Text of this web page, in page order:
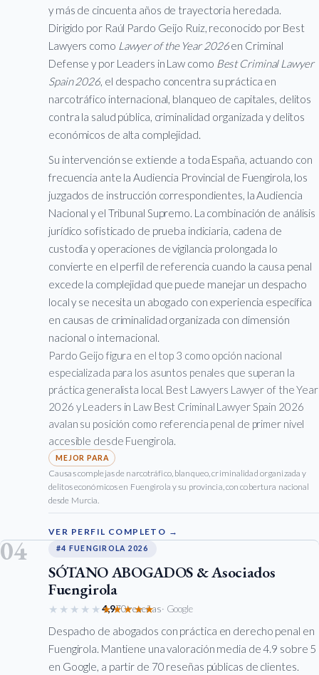
y más de cincuenta años de trayectoria heredada.
Dirigido por Raúl Pardo Geijo Ruiz, reconocido por Best
Lawyers como Lawyer of the Year 2026en Criminal
Defense y por Leaders in Law como Best Criminal Lawyer
Spain 2026, el despacho concentra su práctica en
narcotráfico internacional, blanqueo de capitales, delitos
contra la salud pública, criminalidad organizada y delitos
económicos de alta complejidad.
Su intervención se extiende a toda España, actuando con
frecuencia ante la Audiencia Provincial de Fuengirola, los
juzgados de instrucción correspondientes, la Audiencia
Nacional y el Tribunal Supremo. La combinación de análisis
jurídico sofisticado de prueba indiciaria, cadena de
custodia y operaciones de vigilancia prolongada lo
convierte en el perfil de referencia cuando la causa penal
excede la complejidad que puede manejar un despacho
local y se necesita un abogado con experiencia específica
en causas de criminalidad organizada con dimensión
nacional o internacional.
Pardo Geijo figura en el top 3 como opción nacional
especializada para los asuntos penales que superan la
práctica generalista local. Best Lawyers Lawyer of the Year
2026 y Leaders in Law Best Criminal Lawyer Spain 2026
avalan su posición como referencia penal de primer nivel
accesible desde Fuengirola.
Causas complejas de narcotráfico, blanqueo, criminalidad organizada y
delitos económicos en Fuengirola y su provincia, con cobertura nacional
desde Murcia.
VER PERFIL COMPLETO →
04 #4 FUENGIROLA 2026
SÓTANO ABOGADOS & Asociados
Fuengirola
★★★★★★★★★★
4,970 reseñas· Google
Despacho de abogados con práctica en derecho penal en
Fuengirola. Mantiene una valoración media de 4.9 sobre 5
en Google, a partir de 70 reseñas públicas de clientes.